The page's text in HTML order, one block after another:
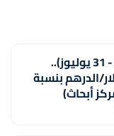
سوق الصرف (27 - 31 يوليوز)..
الدرهم بنسبة